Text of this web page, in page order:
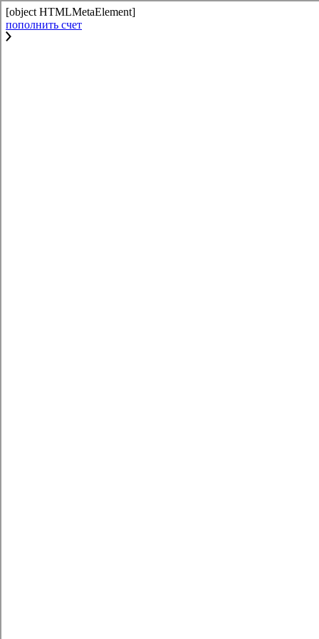
[object HTMLMetaElement]
пополнить счет